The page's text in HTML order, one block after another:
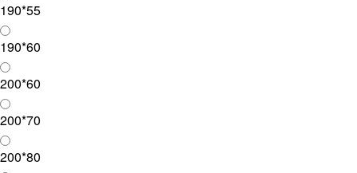
190*55
190*60
200*60
200*70
200*80